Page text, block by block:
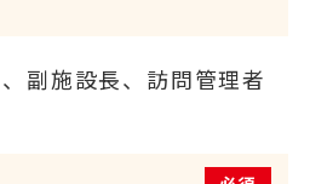
副施設長、訪問管理者